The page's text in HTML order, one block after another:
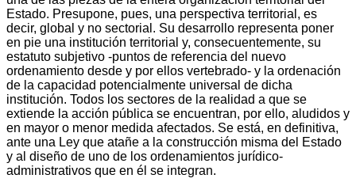
Estado. Presupone, pues, una perspectiva territorial, es
decir, global y no sectorial. Su desarrollo representa poner
en pie una institución territorial y, consecuentemente, su
estatuto subjetivo -puntos de referencia del nuevo
ordenamiento desde y por ellos vertebrado- y la ordenación
de la capacidad potencialmente universal de dicha
institución. Todos los sectores de la realidad a que se
extiende la acción pública se encuentran, por ello, aludidos y
en mayor o menor medida afectados. Se está, en definitiva,
ante una Ley que atañe a la construcción misma del Estado
y al diseño de uno de los ordenamientos jurídico-
administrativos que en él se integran.